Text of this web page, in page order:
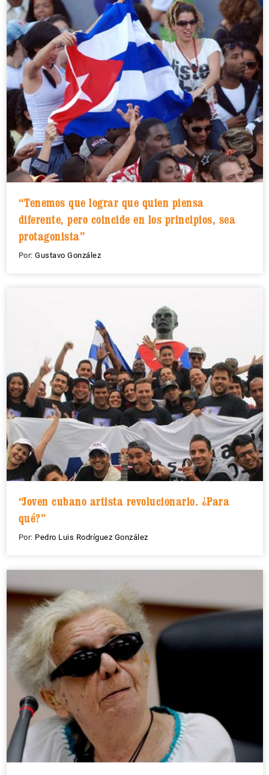
“Tenemos que lograr que quien piensa
diferente, pero coincide en los principios, sea
protagonista”
Por: Gustavo González
“Joven cubano artista revolucionario. ¿Para
qué?”
Por: Pedro Luis Rodríguez González